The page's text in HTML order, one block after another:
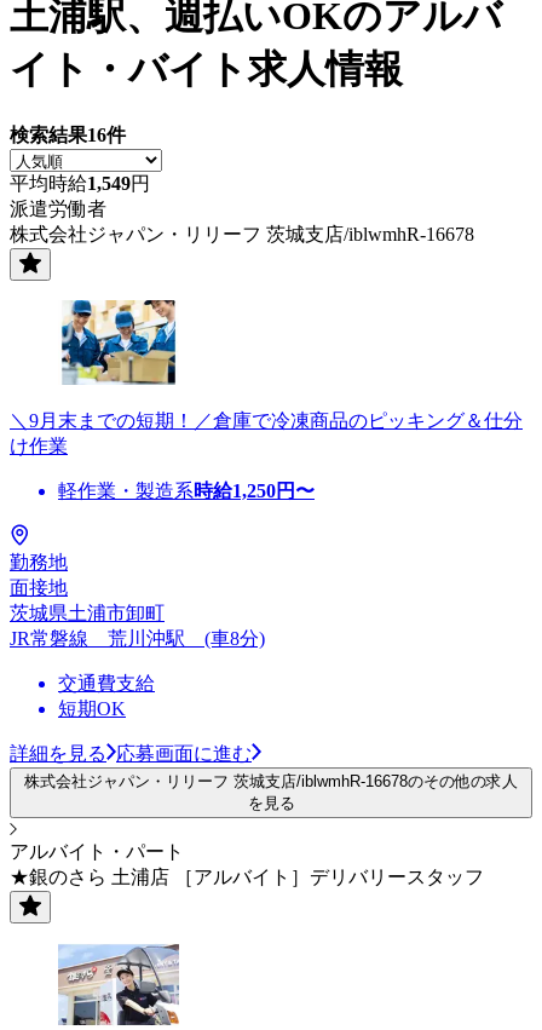
土浦駅、週払いOKのアルバ
イト・バイト求人情報
検索結果16件
平均時給1,549円
派遣労働者
株式会社ジャパン・リリーフ 茨城支店/iblwmhR-16678
＼9月末までの短期！／倉庫で冷凍商品のピッキング＆仕分
け作業
軽作業・製造系時給1,250円〜
勤務地
面接地
茨城県土浦市卸町
JR常磐線 荒川沖駅 (車8分)
交通費支給
短期OK
詳細を見る 応募画面に進む
株式会社ジャパン・リリーフ 茨城支店/iblwmhR-16678のその他の求人
を見る
アルバイト・パート
★銀のさら 土浦店 ［アルバイト］デリバリースタッフ